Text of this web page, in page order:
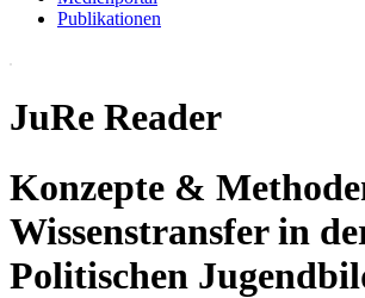
Publikationen
JuRe Reader
Konzepte &
Wissenstransfer in
Politischen